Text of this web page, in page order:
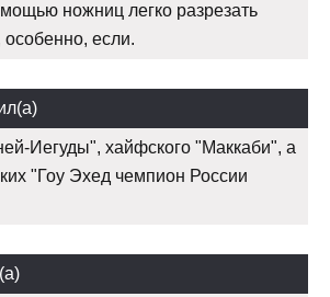
ножниц легко разрезать
особенно, если.
Иегуды", хайфского "Маккаби", а
"Гоу Эхед чемпион России